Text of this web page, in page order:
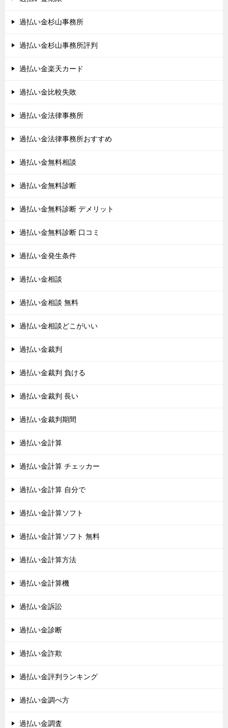
過払い金杉山事務所
過払い金杉山事務所評判
過払い金楽天カード
過払い金比較失敗
過払い金法律事務所
過払い金法律事務所おすすめ
過払い金無料相談
過払い金無料診断
過払い金無料診断 デメリット
過払い金無料診断 口コミ
過払い金発生条件
過払い金相談
過払い金相談 無料
過払い金相談どこがいい
過払い金裁判
過払い金裁判 負ける
過払い金裁判 長い
過払い金裁判期間
過払い金計算
過払い金計算 チェッカー
過払い金計算 自分で
過払い金計算ソフト
過払い金計算ソフト 無料
過払い金計算方法
過払い金計算機
過払い金訴訟
過払い金診断
過払い金詐欺
過払い金評判ランキング
過払い金調べ方
過払い金調査